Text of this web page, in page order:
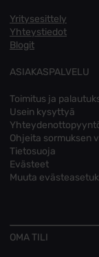
Yritysesittely
Yhteystiedot
Blogit
ASIAKASPALVELU
Toimitus ja
Usein kysyttyä
Ohjeita sormuksen
Tietosuoja
Evästeet
Muuta
OMA TILI